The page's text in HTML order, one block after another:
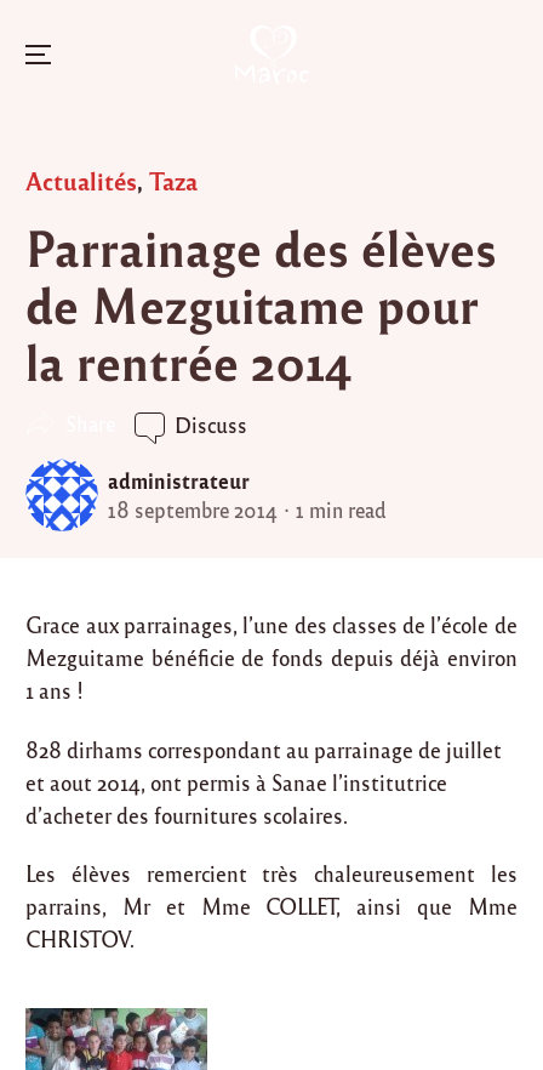
content
Menu
Posted
Actualités,Taza
Parrainage des élèves
de Mezguitame pour
la rentrée 2014
administrateur
18 septembre 2014
1 min read
Discuss
Grace aux parrainages, l’une des classes de l’école de
Mezguitame bénéficie de fonds depuis déjà environ
1 ans !
828 dirhams correspondant au parrainage de juillet
et aout 2014, ont permis à Sanae l’institutrice
d’acheter des fournitures scolaires.
Les élèves remercient très chaleureusement les
parrains, Mr et Mme COLLET, ainsi que Mme
CHRISTOV.